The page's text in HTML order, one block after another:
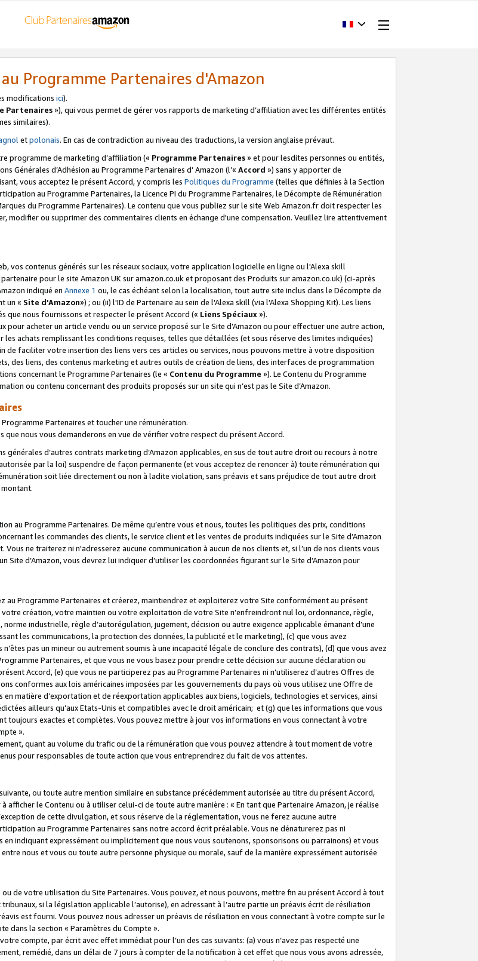
Programme Partenaires d'Amazon
modifications ici).
Partenaires»), qui vous permet de gérer vos rapports de marketing d’affiliation avec les différentes entités
similaires).
etpolonais. En cas de contradiction au niveau des traductions, la version anglaise prévaut.
programme de marketing d’affiliation (« Programme Partenaires» et pour lesdites personnes ou entités,
Générales d’Adhésion au Programme Partenaires d’ Amazon (l’« Accord ») sans y apporter de
vous acceptez le présent Accord, y compris les Politiques du Programme (telles que définies à la Section
au Programme Partenaires, la Licence PI du Programme Partenaires, le Décompte de Rémunération
du Programme Partenaires). Le contenu que vous publiez sur le site Web Amazon.fr doit respecter les
modifier ou supprimer des commentaires clients en échange d'une compensation. Veuillez lire attentivement
vos contenus générés sur les réseaux sociaux, votre application logicielle en ligne ou l'Alexa skill
pour le site Amazon UK sur amazon.co.uk et proposant des Produits sur amazon.co.uk) (ci-après
indiqué en Annexe 1 ou, le cas échéant selon la localisation, tout autre site inclus dans le Décompte de
un « Site d’Amazon») ; ou (ii) l'ID de Partenaire au sein de l'Alexa skill (via l'Alexa Shopping Kit). Les liens
nous fournissons et respecter le présent Accord (« Liens Spéciaux»).
pour acheter un article vendu ou un service proposé sur le Site d’Amazon ou pour effectuer une autre action,
achats remplissant les conditions requises, telles que détaillées (et sous réserve des limites indiquées)
de faciliter votre insertion des liens vers ces articles ou services, nous pouvons mettre à votre disposition
des liens, des contenus marketing et autres outils de création de liens, des interfaces de programmation
concernant le Programme Partenaires (le « Contenu du Programme »). Le Contenu du Programme
ou contenu concernant des produits proposés sur un site qui n’est pas le Site d’Amazon.
Partenaires et toucher une rémunération.
nous vous demanderons en vue de vérifier votre respect du présent Accord.
d’autres contrats marketing d’Amazon applicables, en sus de tout autre droit ou recours à notre
par la loi) suspendre de façon permanente (et vous acceptez de renoncer à) toute rémunération qui
soit liée directement ou non à ladite violation, sans préavis et sans préjudice de tout autre droit
au Programme Partenaires. De même qu’entre vous et nous, toutes les politiques des prix, conditions
les commandes des clients, le service client et les ventes de produits indiquées sur le Site d’Amazon
ne traiterez ni n'adresserez aucune communication à aucun de nos clients et, si l’un de nos clients vous
Site d’Amazon, vous devrez lui indiquer d’utiliser les coordonnées figurant sur le Site d’Amazon pour
au Programme Partenaires et créerez, maintiendrez et exploiterez votre Site conformément au présent
création, votre maintien ou votre exploitation de votre Site n’enfreindront nul loi, ordonnance, règle,
industrielle, règle d’autorégulation, jugement, décision ou autre exigence applicable émanant d’une
les communications, la protection des données, la publicité et le marketing), (c) que vous avez
pas un mineur ou autrement soumis à une incapacité légale de conclure des contrats), (d) que vous avez
Partenaires, et que vous ne vous basez pour prendre cette décision sur aucune déclaration ou
Accord, (e) que vous ne participerez pas au Programme Partenaires ni n’utiliserez d’autres Offres de
conformes aux lois américaines imposées par les gouvernements du pays où vous utilisez une Offre de
matière d’exportation et de réexportation applicables aux biens, logiciels, technologies et services, ainsi
ailleurs qu’aux Etats-Unis et compatibles avec le droit américain; et (g) que les informations que vous
toujours exactes et complètes. Vous pouvez mettre à jour vos informations en vous connectant à votre
».
quant au volume du trafic ou de la rémunération que vous pouvez attendre à tout moment de votre
pour responsables de toute action que vous entreprendrez du fait de vos attentes.
ou toute autre mention similaire en substance précédemment autorisée au titre du présent Accord,
le Contenu ou à utiliser celui-ci de toute autre manière : « En tant que Partenaire Amazon, je réalise
de cette divulgation, et sous réserve de la réglementation, vous ne ferez aucune autre
au Programme Partenaires sans notre accord écrit préalable. Vous ne dénaturerez pas ni
indiquant expressément ou implicitement que nous vous soutenons, sponsorisons ou parrainons) et vous
nous et vous ou toute autre personne physique ou morale, sauf de la manière expressément autorisée
de votre utilisation du Site Partenaires. Vous pouvez, et nous pouvons, mettre fin au présent Accord à tout
si la législation applicable l’autorise), en adressant à l’autre partie un préavis écrit de résiliation
est fourni. Vous pouvez nous adresser un préavis de résiliation en vous connectant à votre compte sur le
dans la section « Paramètres du Compte ».
compte, par écrit avec effet immédiat pour l’un des cas suivants: (a) vous n’avez pas respecté une
remédié, dans un délai de 7 jours à compter de la notification à cet effet que nous vous avons adressée,